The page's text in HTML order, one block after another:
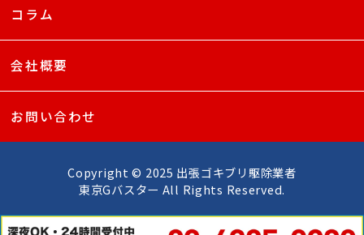
コラム
会社概要
お問い合わせ
Copyright © 2025 出張ゴキブリ駆除業者
東京Gバスター All Rights Reserved.